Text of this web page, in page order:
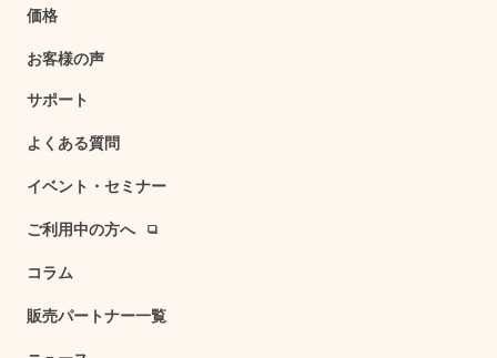
価格
お客様の声
サポート
よくある質問
イベント・セミナー
ご利用中の方へ
コラム
販売パートナー一覧